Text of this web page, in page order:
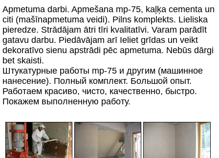
Apmetuma darbi. Apmešana mp-75, kaļķa cementa un
citi (mašīnapmetuma veidi). Pilns komplekts. Lieliska
pieredze. Strādājam ātri tīri kvalitatīvi. Varam parādīt
gatavu darbu. Piedāvājam arī Ieliet grīdas un veikt
dekoratīvo sienu apstrādi pēc apmetuma. Nebūs dārgi
bet skaisti.
Штукатурные работы mp-75 и другим (машинное
нанесение). Полный комплект. Большой опыт.
Работаем красиво, чисто, качественно, быстро.
Покажем выполненную работу.